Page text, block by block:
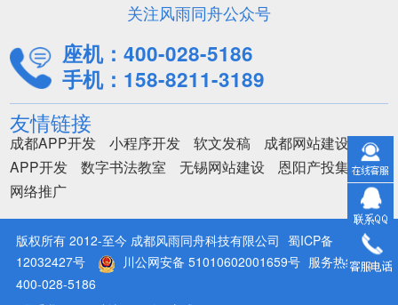
关注风雨同舟公众号
座机： 400-028-5186
手机： 158-8211-3189
友情链接
成都APP开发 小程序开发 软文发稿
成都网站建设
APP开发
数字书法教室 无锡网站建设
恩阳产投集团
网络推广
版权所有 2012-至今 成都风雨同舟科技有限公司 蜀ICP备
12032427号
川公网安备 51010602001659号 服务热线：
400-028-5186